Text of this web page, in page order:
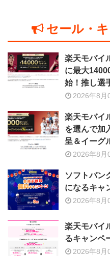
セール・
楽天モバイ
に最大
始！推し選
2026年8月
楽天モバイ
を選んで加
呈＆イーグ
2026年8月
ソフトバン
になるキャ
2026年8月
楽天モバイ
るキャンペ
2026年8月